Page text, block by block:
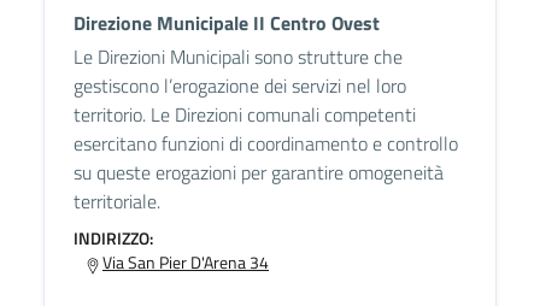
Direzione Municipale II Centro Ovest
Le Direzioni Municipali sono strutture che
gestiscono l’erogazione dei servizi nel loro
territorio. Le Direzioni comunali competenti
esercitano funzioni di coordinamento e controllo
su queste erogazioni per garantire omogeneità
territoriale.
INDIRIZZO:
Via San Pier D'Arena 34